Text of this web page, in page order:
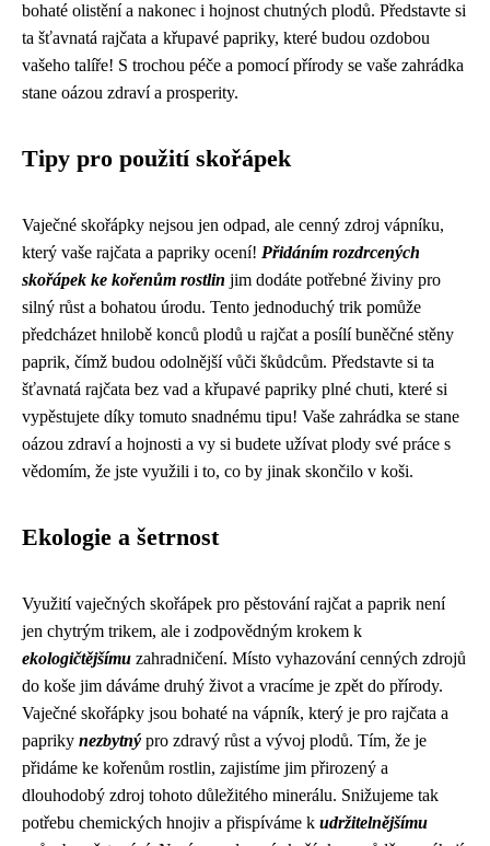
bohaté olistění a nakonec i hojnost chutných plodů. Představte si
ta šťavnatá rajčata a křupavé papriky, které budou ozdobou
vašeho talíře! S trochou péče a pomocí přírody se vaše zahrádka
stane oázou zdraví a prosperity.
Tipy pro použití skořápek
Vaječné skořápky nejsou jen odpad, ale cenný zdroj vápníku,
který vaše rajčata a papriky ocení! Přidáním rozdrcených
skořápek ke kořenům rostlin jim dodáte potřebné živiny pro
silný růst a bohatou úrodu. Tento jednoduchý trik pomůže
předcházet hnilobě konců plodů u rajčat a posílí buněčné stěny
paprik, čímž budou odolnější vůči škůdcům. Představte si ta
šťavnatá rajčata bez vad a křupavé papriky plné chuti, které si
vypěstujete díky tomuto snadnému tipu! Vaše zahrádka se stane
oázou zdraví a hojnosti a vy si budete užívat plody své práce s
vědomím, že jste využili i to, co by jinak skončilo v koši.
Ekologie a šetrnost
Využití vaječných skořápek pro pěstování rajčat a paprik není
jen chytrým trikem, ale i zodpovědným krokem k
ekologičtějšímu zahradničení. Místo vyhazování cenných zdrojů
do koše jim dáváme druhý život a vracíme je zpět do přírody.
Vaječné skořápky jsou bohaté na vápník, který je pro rajčata a
papriky nezbytný pro zdravý růst a vývoj plodů. Tím, že je
přidáme ke kořenům rostlin, zajistíme jim přirozený a
dlouhodobý zdroj tohoto důležitého minerálu. Snižujeme tak
potřebu chemických hnojiv a přispíváme k udržitelnějšímu